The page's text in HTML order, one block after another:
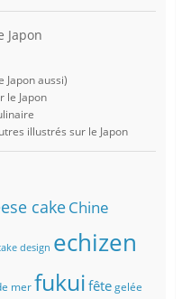
Japon
Japon aussi)
le Japon
illustrés sur le Japon
cakeChine
design echizen
mer fukui fête gelée